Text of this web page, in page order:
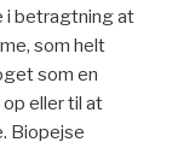
i betragtning at
som helt
som en
eller til at
Biopejse